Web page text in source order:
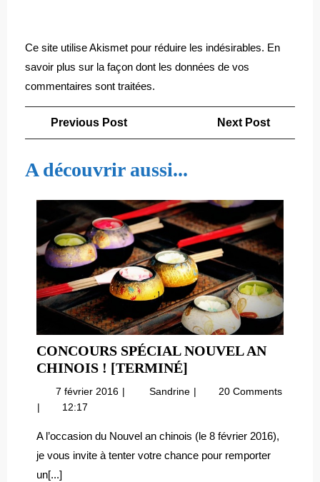
Ce site utilise Akismet pour réduire les indésirables. En
savoir plus sur la façon dont les données de vos
commentaires sont traitées.
Navigation
de
l’article
Previous PostPrevious
Next Post
A découvrir aussi...
CONCOURS SPÉCIAL NOUVEL AN
CHINOIS ! [TERMINÉ]
SPÉCIAL
NOUVEL
CHINOIS
!
7 février 2016 7
Sandrine Concours
an
20 Comments
12:17
A l’occasion du Nouvel an chinois (le 8 février 2016),
je vous invite à tenter votre chance pour remporter
un[...]